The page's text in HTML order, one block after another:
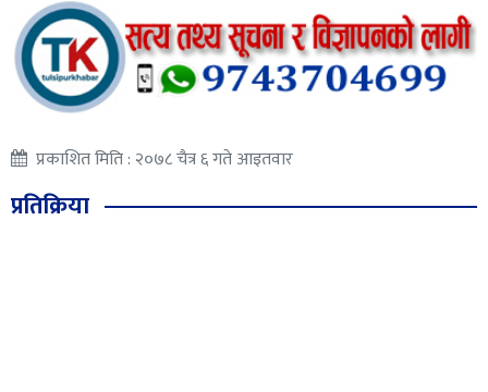
प्रकाशित मिति : २०७८ चैत्र ६ गते आइतवार
प्रतिक्रिया